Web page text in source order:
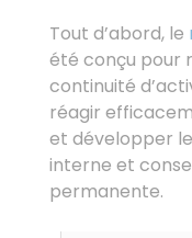
Tout d’abord, le
été conçu pour
continuité
réagir
et développer
interne et
permanente.